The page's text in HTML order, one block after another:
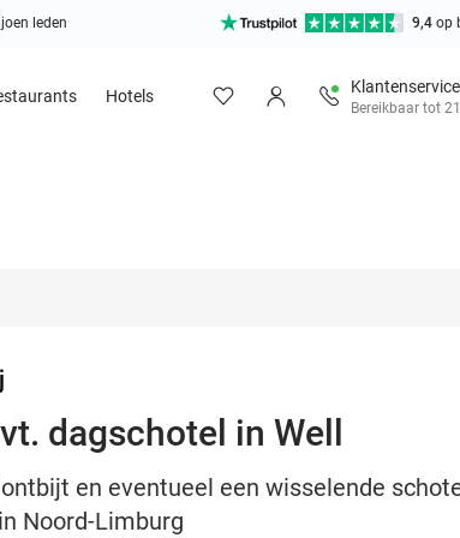
leden 9,4 op
Hotels
Klantenservice
Bereikbaar tot
dagschotel in Well
en eventueel een wisselende
Noord-Limburg